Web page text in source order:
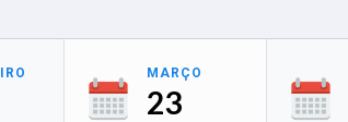
MARÇO
23